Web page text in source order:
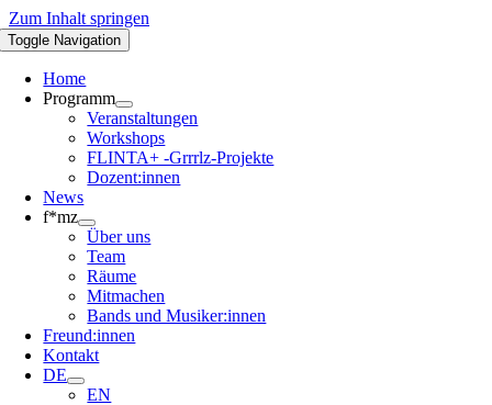
Zum Inhalt springen
Toggle Navigation
Home
Programm
Veranstaltungen
Workshops
FLINTA+ -Grrrlz-Projekte
Dozent:innen
News
f*mz
Über uns
Team
Räume
Mitmachen
Bands und Musiker:innen
Freund:innen
Kontakt
DE
EN